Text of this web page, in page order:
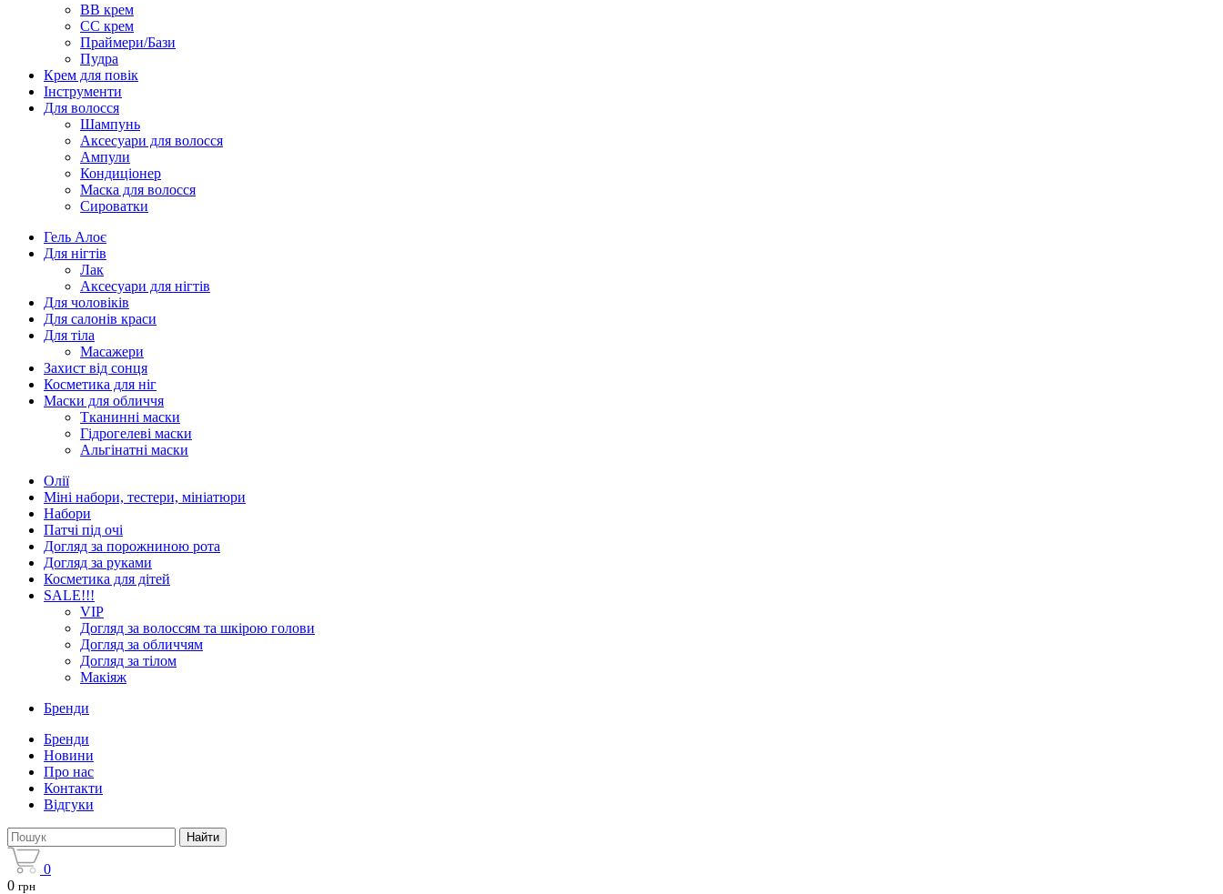
BB крем
CC крем
Праймери/Бази
Пудра
Крем для повік
Інструменти
Для волосся
Шампунь
Аксесуари для волосся
Ампули
Кондиціонер
Маска для волосся
Сироватки
Гель Алоє
Для нігтів
Лак
Аксесуари для нігтів
Для чоловіків
Для салонів краси
Для тіла
Масажери
Захист від сонця
Косметика для ніг
Маски для обличчя
Тканинні маски
Гідрогелеві маски
Альгінатні маски
Олії
Міні набори, тестери, мініатюри
Набори
Патчі під очі
Догляд за порожниною рота
Догляд за руками
Косметика для дітей
SALE!!!
VIP
Догляд за волоссям та шкірою голови
Догляд за обличчям
Догляд за тілом
Макіяж
Бренди
Бренди
Новини
Про нас
Контакти
Відгуки
Найти
0
0 грн